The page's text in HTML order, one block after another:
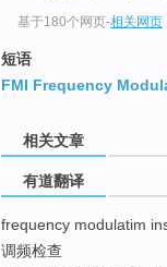
基于180个网页-相关网页
短语
FMI Frequency
相关文章
有道翻译
frequency modulatim
调频检查